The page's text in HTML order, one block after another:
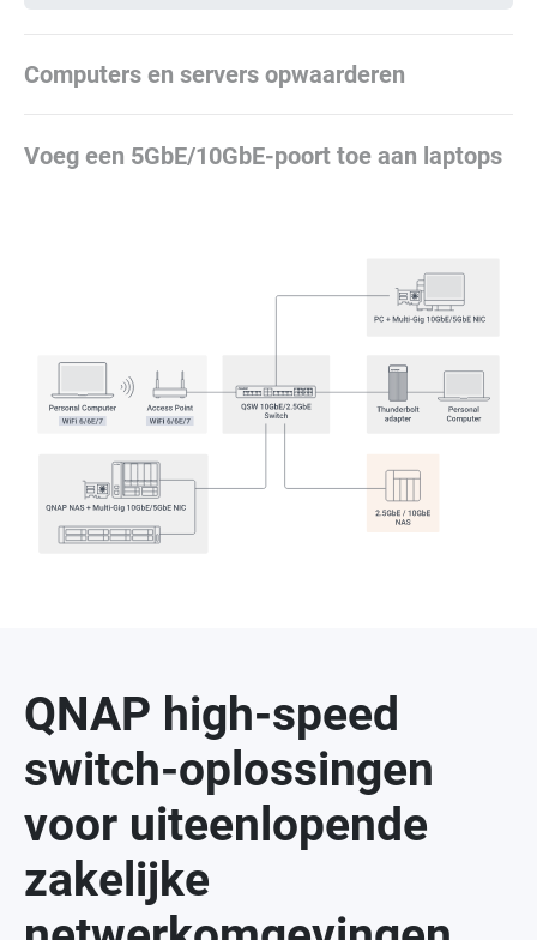
Computers en servers opwaarderen
Voeg een 5GbE/10GbE-poort toe aan laptops
QNAP high-speed
switch-oplossingen
voor uiteenlopende
zakelijke